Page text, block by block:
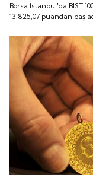
Borsa İstanbul'da BIST
13.825,07 puandan